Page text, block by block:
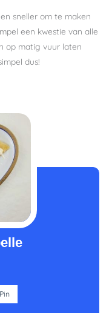
sneller om te maken
een kwestie van alle
op matig vuur laten
dus!
Pin